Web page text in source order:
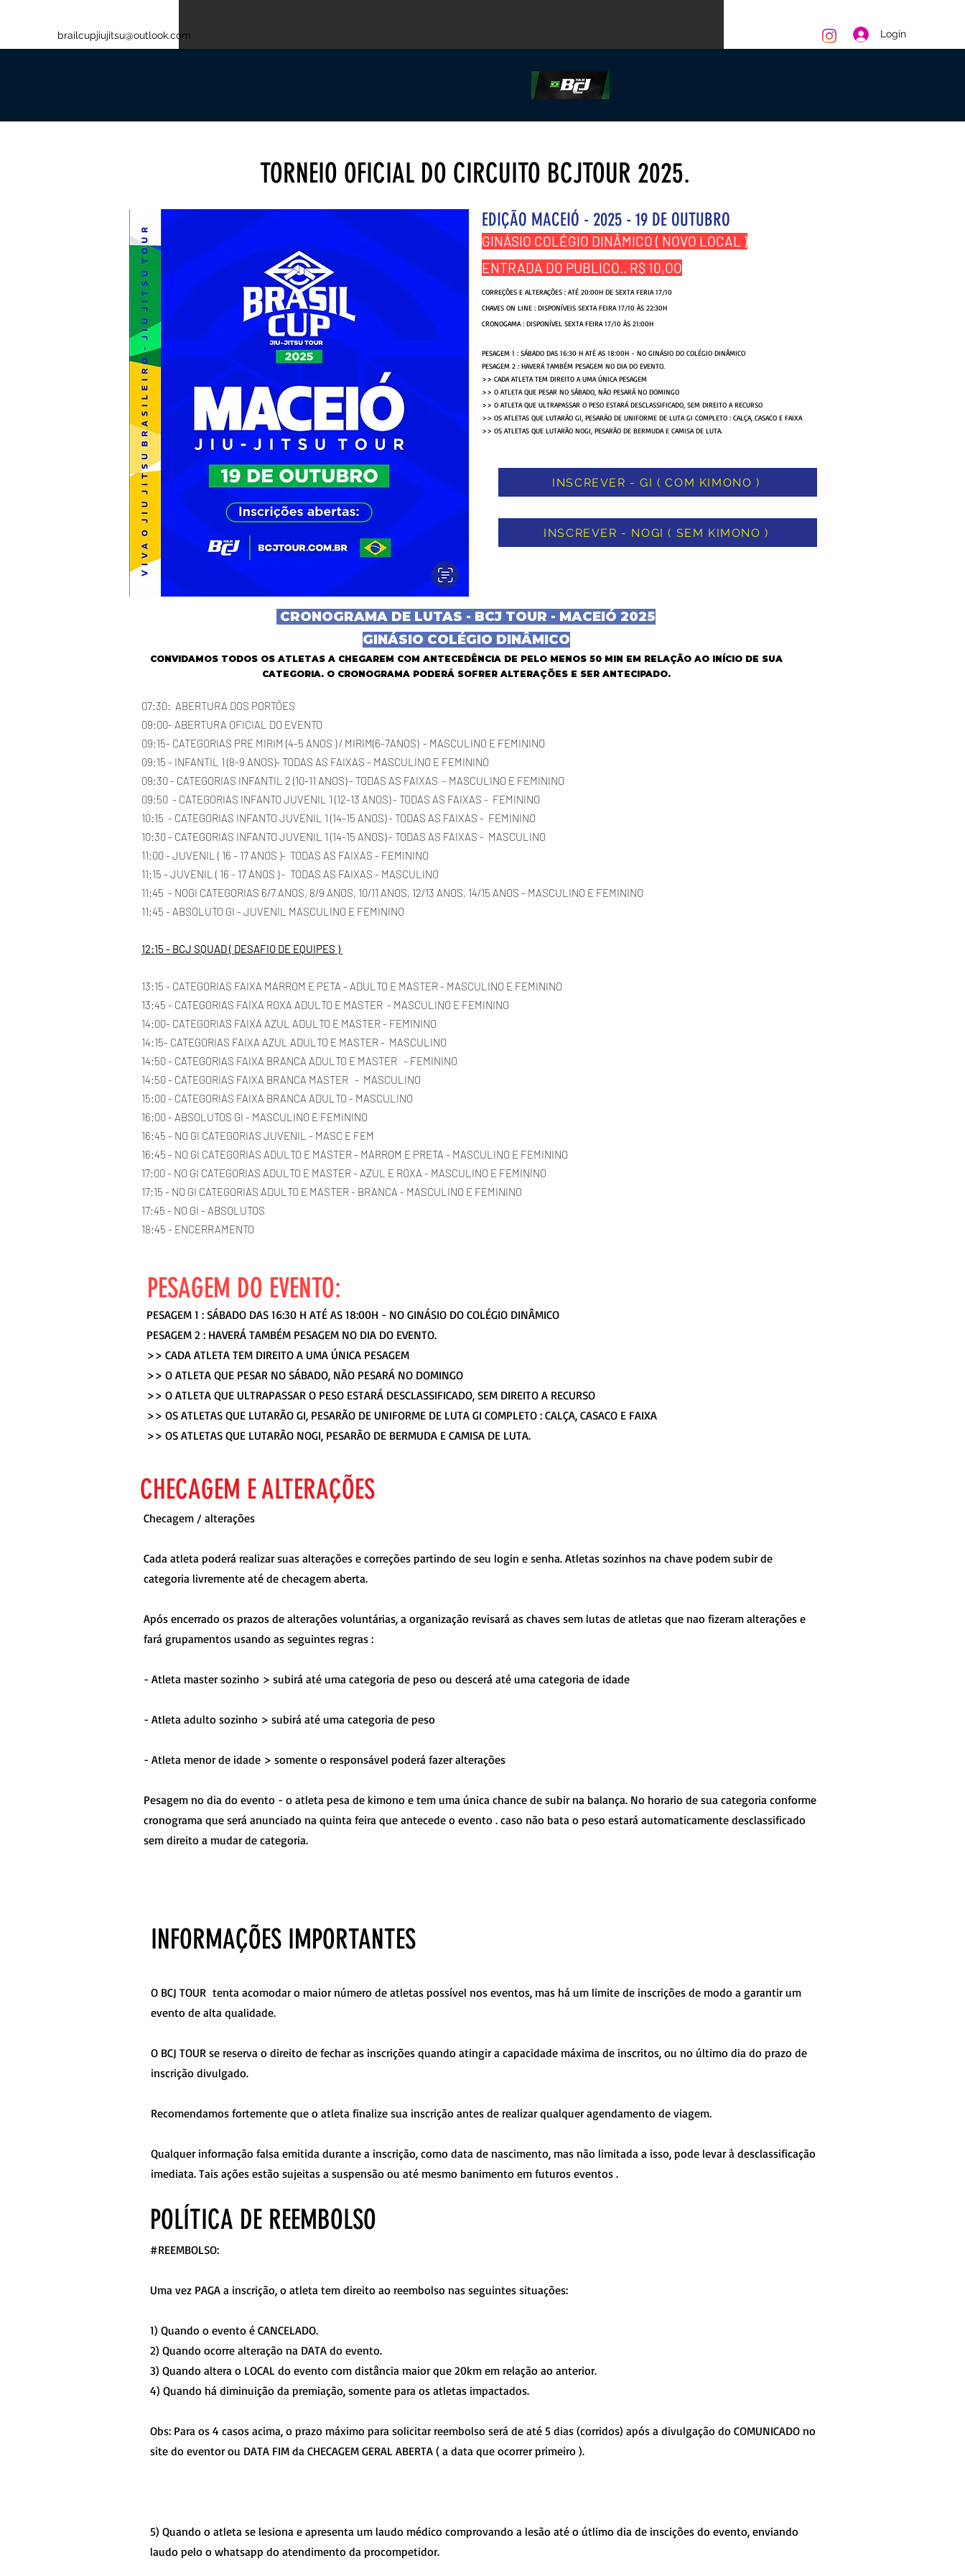
brailcupjiujitsu@outlook.com Login
TORNEIO OFICIAL DO CIRCUITO BCJTOUR 2025.
EDIÇÃO MACEIÓ - 2025 - 19 DE OUTUBRO
GINÁSIO COLÉGIO DINÂMICO ( NOVO LOCAL )
ENTRADA DO PUBLICO.. R$ 10,OO
CORREÇÕES E ALTERAÇÕES : ATÉ 20:00H DE SEXTA FERIA 17/10
CHAVES ON LINE : DISPONÍVEIS SEXTA FEIRA 17/10 ÀS 22:30H
CRONOGAMA : DISPONÍVEL SEXTA FEIRA 17/10 ÀS 21:00H
PESAGEM 1 : SÁBADO DAS 16:30 H ATÉ AS 18:00H - NO GINÁSIO DO COLÉGIO DINÂMICO
PESAGEM 2 : HAVERÁ TAMBÉM PESAGEM NO DIA DO EVENTO.
>> CADA ATLETA TEM DIREITO A UMA ÚNICA PESAGEM
>> O ATLETA QUE PESAR NO SÁBADO, NÃO PESARÁ NO DOMINGO
>> O ATLETA QUE ULTRAPASSAR O PESO ESTARÁ DESCLASSIFICADO, SEM DIREITO A RECURSO
>> OS ATLETAS QUE LUTARÃO GI, PESARÃO DE UNIFORME DE LUTA GI COMPLETO : CALÇA, CASACO E FAIXA
>> OS ATLETAS QUE LUTARÃO NOGI, PESARÃO DE BERMUDA E CAMISA DE LUTA.
INSCREVER - GI ( COM KIMONO )
INSCREVER - NOGI ( SEM KIMONO )
CRONOGRAMA DE LUTAS - BCJ TOUR - MACEIÓ 2025
GINÁSIO COLÉGIO DINÂMICO
CONVIDAMOS TODOS OS ATLETAS A CHEGAREM COM ANTECEDÊNCIA DE PELO MENOS 50 MIN EM RELAÇÃO AO INÍCIO DE SUA
CATEGORIA. O CRONOGRAMA PODERÁ SOFRER ALTERAÇÕES E SER ANTECIPADO.
07:30: ABERTURA DOS PORTÕES
09:00- ABERTURA OFICIAL DO EVENTO
09:15- CATEGORIAS PRE MIRIM (4-5 ANOS ) / MIRIM(6-7ANOS) - MASCULINO E FEMININO
09:15 - INFANTIL 1 (8-9 ANOS)- TODAS AS FAIXAS - MASCULINO E FEMININO
09:30 - CATEGORIAS INFANTIL 2 (10-11 ANOS) - TODAS AS FAIXAS - MASCULINO E FEMININO
09:50 - CATEGORIAS INFANTO JUVENIL 1 (12-13 ANOS) - TODAS AS FAIXAS - FEMININO
10:15 - CATEGORIAS INFANTO JUVENIL 1 (14-15 ANOS) - TODAS AS FAIXAS - FEMININO
10:30 - CATEGORIAS INFANTO JUVENIL 1 (14-15 ANOS) - TODAS AS FAIXAS - MASCULINO
11:00 - JUVENIL ( 16 - 17 ANOS )- TODAS AS FAIXAS - FEMININO
11:15 - JUVENIL ( 16 - 17 ANOS ) - TODAS AS FAIXAS - MASCULINO
11:45 - NOGI CATEGORIAS 6/7 ANOS, 8/9 ANOS, 10/11 ANOS, 12/13 ANOS, 14/15 ANOS - MASCULINO E FEMININO
11:45 - ABSOLUTO GI - JUVENIL MASCULINO E FEMININO
12:15 - BCJ SQUAD ( DESAFIO DE EQUIPES )
13:15 - CATEGORIAS FAIXA MARROM E PETA - ADULTO E MASTER - MASCULINO E FEMININO
13:45 - CATEGORIAS FAIXA ROXA ADULTO E MASTER - MASCULINO E FEMININO
14:00- CATEGORIAS FAIXA AZUL ADULTO E MASTER - FEMININO
14:15- CATEGORIAS FAIXA AZUL ADULTO E MASTER - MASCULINO
14:50 - CATEGORIAS FAIXA BRANCA ADULTO E MASTER - FEMININO
14:50 - CATEGORIAS FAIXA BRANCA MASTER - MASCULINO
15:00 - CATEGORIAS FAIXA BRANCA ADULTO - MASCULINO
16:00 - ABSOLUTOS GI - MASCULINO E FEMININO
16:45 - NO GI CATEGORIAS JUVENIL - MASC E FEM
16:45 - NO GI CATEGORIAS ADULTO E MASTER - MARROM E PRETA - MASCULINO E FEMININO
17:00 - NO GI CATEGORIAS ADULTO E MASTER - AZUL E ROXA - MASCULINO E FEMININO
17:15 - NO GI CATEGORIAS ADULTO E MASTER - BRANCA - MASCULINO E FEMININO
17:45 - NO GI - ABSOLUTOS
18:45 - ENCERRAMENTO
PESAGEM DO EVENTO:
PESAGEM 1 : SÁBADO DAS 16:30 H ATÉ AS 18:00H - NO GINÁSIO DO COLÉGIO DINÂMICO
PESAGEM 2 : HAVERÁ TAMBÉM PESAGEM NO DIA DO EVENTO.
>> CADA ATLETA TEM DIREITO A UMA ÚNICA PESAGEM
>> O ATLETA QUE PESAR NO SÁBADO, NÃO PESARÁ NO DOMINGO
>> O ATLETA QUE ULTRAPASSAR O PESO ESTARÁ DESCLASSIFICADO, SEM DIREITO A RECURSO
>> OS ATLETAS QUE LUTARÃO GI, PESARÃO DE UNIFORME DE LUTA GI COMPLETO : CALÇA, CASACO E FAIXA
>> OS ATLETAS QUE LUTARÃO NOGI, PESARÃO DE BERMUDA E CAMISA DE LUTA.
CHECAGEM E ALTERAÇÕES
Checagem / alterações
Cada atleta poderá realizar suas alterações e correções partindo de seu login e senha. Atletas sozinhos na chave podem subir de
categoria livremente até de checagem aberta.
Após encerrado os prazos de alterações voluntárias, a organização revisará as chaves sem lutas de atletas que nao fizeram alterações e
fará grupamentos usando as seguintes regras :
- Atleta master sozinho > subirá até uma categoria de peso ou descerá até uma categoria de idade
- Atleta adulto sozinho > subirá até uma categoria de peso
- Atleta menor de idade > somente o responsável poderá fazer alterações
Pesagem no dia do evento - o atleta pesa de kimono e tem uma única chance de subir na balança. No horario de sua categoria conforme
cronograma que será anunciado na quinta feira que antecede o evento . caso não bata o peso estará automaticamente desclassificado
sem direito a mudar de categoria.
INFORMAÇÕES IMPORTANTES
O BCJ TOUR tenta acomodar o maior número de atletas possível nos eventos, mas há um limite de inscrições de modo a garantir um
evento de alta qualidade.
O BCJ TOUR se reserva o direito de fechar as inscrições quando atingir a capacidade máxima de inscritos, ou no último dia do prazo de
inscrição divulgado.
Recomendamos fortemente que o atleta finalize sua inscrição antes de realizar qualquer agendamento de viagem.
Qualquer informação falsa emitida durante a inscrição, como data de nascimento, mas não limitada a isso, pode levar à desclassificação
imediata. Tais ações estão sujeitas a suspensão ou até mesmo banimento em futuros eventos .
POLÍTICA DE REEMBOLSO
#REEMBOLSO:
Uma vez PAGA a inscrição, o atleta tem direito ao reembolso nas seguintes situações:
1) Quando o evento é CANCELADO.
2) Quando ocorre alteração na DATA do evento.
3) Quando altera o LOCAL do evento com distância maior que 20km em relação ao anterior.
4) Quando há diminuição da premiação, somente para os atletas impactados.
Obs: Para os 4 casos acima, o prazo máximo para solicitar reembolso será de até 5 dias (corridos) após a divulgação do COMUNICADO no
site do eventor ou DATA FIM da CHECAGEM GERAL ABERTA ( a data que ocorrer primeiro ).
5) Quando o atleta se lesiona e apresenta um laudo médico comprovando a lesão até o útlimo dia de inscições do evento, enviando
laudo pelo o whatsapp do atendimento da procompetidor.